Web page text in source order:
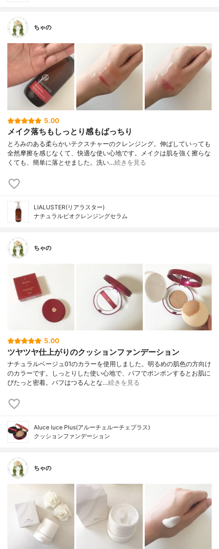
ちゃの
5.00
メイク落ちもしっとり感もばっちり
とろみのある柔らかいテクスチャーのクレンジング。伸ばしていっても
全然摩擦を感じなくて、快適な使い心地です。メイクは肌を強く擦らな
くても、簡単に落とせました。洗い…続きを見る
LIALUSTER(リアラスター)
ナチュラルビオクレンジングセラム
ちゃの
5.00
ツヤツヤ仕上がりのクッションファンデーション
ナチュラルベージュ01のカラーを使用しました。明るめの肌色の方向け
のカラーです。しっとりした使い心地で、パフでポンポンするとお肌に
ぴたっと密着。パフはつるんとな…続きを見る
Aluce luce Plus(アルーチェルーチェプラス)
クッションファンデーション
ちゃの